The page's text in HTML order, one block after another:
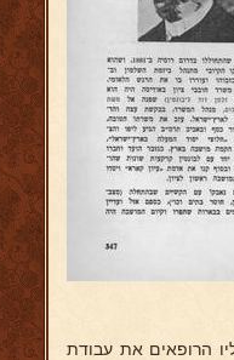
הרופאים את עבודת